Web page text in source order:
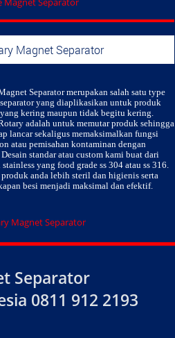
Magnet Separator
Separatormerupakan salah satu type
yang diaplikasikan untuk produk
kering maupun tidak begitu kering.
adalah untuk memutar produk sehingga
lancar sekaligus memaksimalkan fungsi
atau pemisahan kontaminan dengan
standar atau custom kami buat dari
yang food grade ss 304 atau ss 316.
anda lebih steril dan higienis serta
besi menjadi maksimal dan efektif.
Separator
0811 912 2193